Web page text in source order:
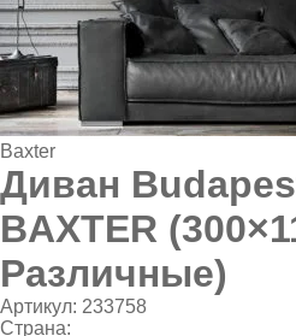
Baxter
Диван
BAXTER
Различные)
Артикул: 233758
Страна: